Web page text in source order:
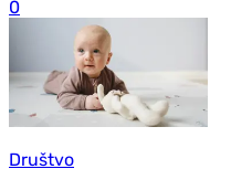
0
Društvo